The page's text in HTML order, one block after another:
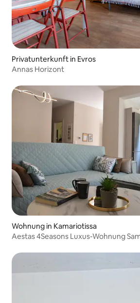
Privatunterkunft in Evros
Annas Horizont
Wohnung in Kamariotissa
Aestas 4Seasons Luxus-Wohnung